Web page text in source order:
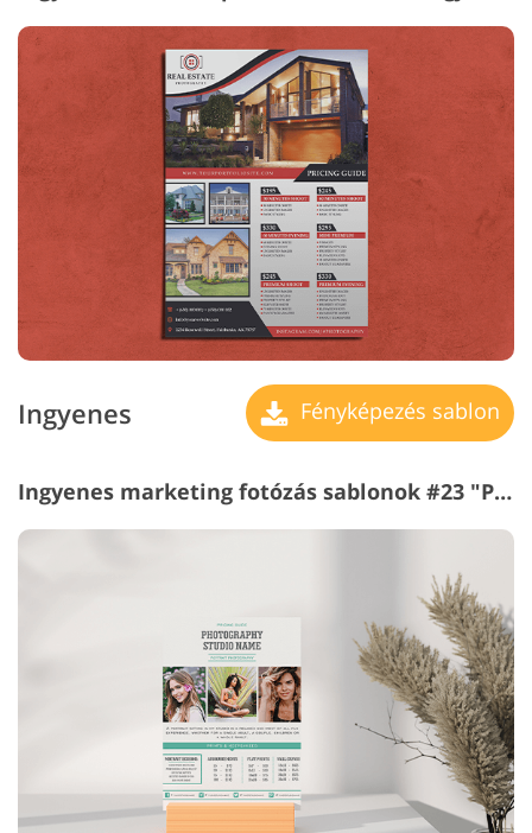
Ingyenes Fényképezés sablon
Ingyenes marketing fotózás sablonok #23 "Portrait Photography"